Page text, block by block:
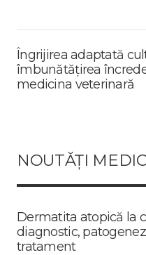
Îngrijirea adaptată
îmbunătățirea
medicina veterinară
NOUTĂȚI
Dermatita atopică la
diagnostic,
tratament